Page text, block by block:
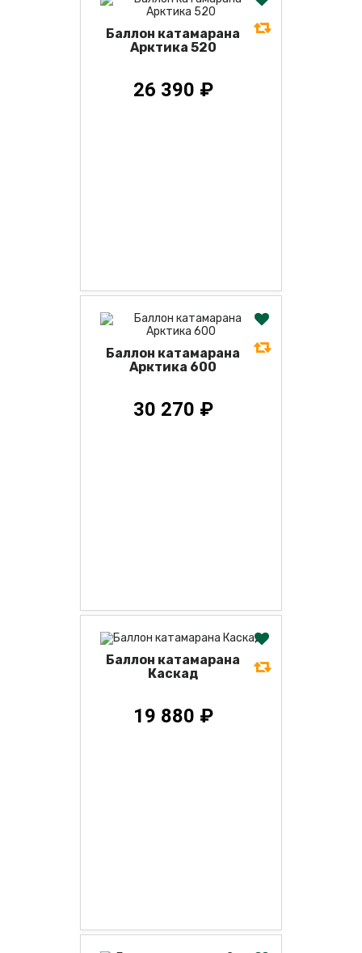
Баллон катамарана
Арктика 520
26 390 ₽
Баллон катамарана
Арктика 600
30 270 ₽
Баллон катамарана
Каскад
19 880 ₽